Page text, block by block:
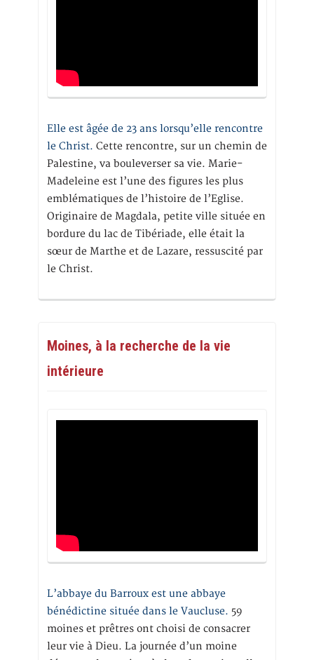
Elle est âgée de 23 ans lorsqu’elle rencontre
le Christ. Cette rencontre, sur un chemin de
Palestine, va bouleverser sa vie. Marie-
Madeleine est l’une des figures les plus
emblématiques de l’histoire de l’Eglise.
Originaire de Magdala, petite ville située en
bordure du lac de Tibériade, elle était la
sœur de Marthe et de Lazare, ressuscité par
le Christ.
Moines, à la recherche de la vie
intérieure
L’abbaye du Barroux est une abbaye
bénédictine située dans le Vaucluse. 59
moines et prêtres ont choisi de consacrer
leur vie à Dieu. La journée d’un moine